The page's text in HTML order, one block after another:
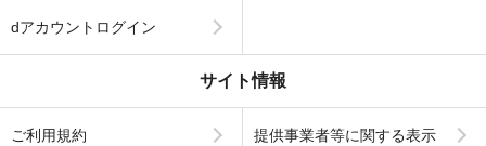
dアカウントログイン
サイト情報
ご利用規約 提供事業者等に関する表示